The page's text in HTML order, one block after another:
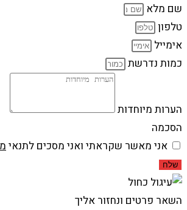
שם מלא
טלפון
אימייל
כמות נדרשת
הערות מיוחדות
הסכמה
אני מאשר שקראתי ואני מסכים לתנאי
שלח
השאר פרטים ונחזור אליך